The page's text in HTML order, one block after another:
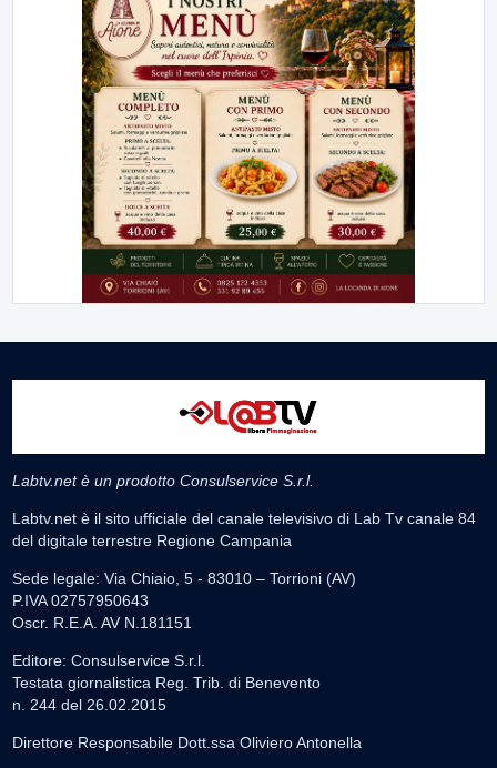
Labtv.net è un prodotto Consulservice S.r.l.
Labtv.net è il sito ufficiale del canale televisivo di Lab Tv canale 84
del digitale terrestre Regione Campania
Sede legale: Via Chiaio, 5 - 83010 – Torrioni (AV)
P.IVA 02757950643
Oscr. R.E.A. AV N.181151
Editore: Consulservice S.r.l.
Testata giornalistica Reg. Trib. di Benevento
n. 244 del 26.02.2015
Direttore Responsabile Dott.ssa Oliviero Antonella